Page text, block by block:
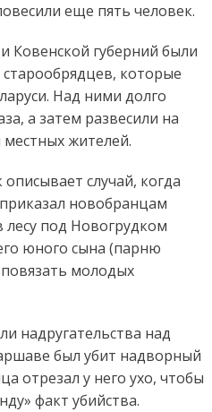
еще пять человек.
Ковенской губерний были
которые
Над ними долго
а затем развесили на
жителей.
случай, когда
новобранцам
лесу под Новогрудком
юного сына (парню
молодых
надругательства над
был убит надворный
отрезал у него ухо, чтобы
факт убийства.